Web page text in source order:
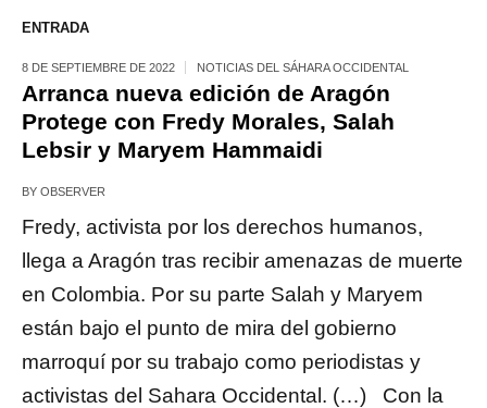
ENTRADA
8 DE SEPTIEMBRE DE 2022 NOTICIAS DEL SÁHARA OCCIDENTAL
Arranca nueva edición de Aragón
Protege con Fredy Morales, Salah
Lebsir y Maryem Hammaidi
BY OBSERVER
Fredy, activista por los derechos humanos,
llega a Aragón tras recibir amenazas de muerte
en Colombia. Por su parte Salah y Maryem
están bajo el punto de mira del gobierno
marroquí por su trabajo como periodistas y
activistas del Sahara Occidental. (…) Con la